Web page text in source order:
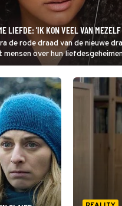
LIEFDE: 'IK KON VEEL VAN
de rode draad van de nieuwe
over hun